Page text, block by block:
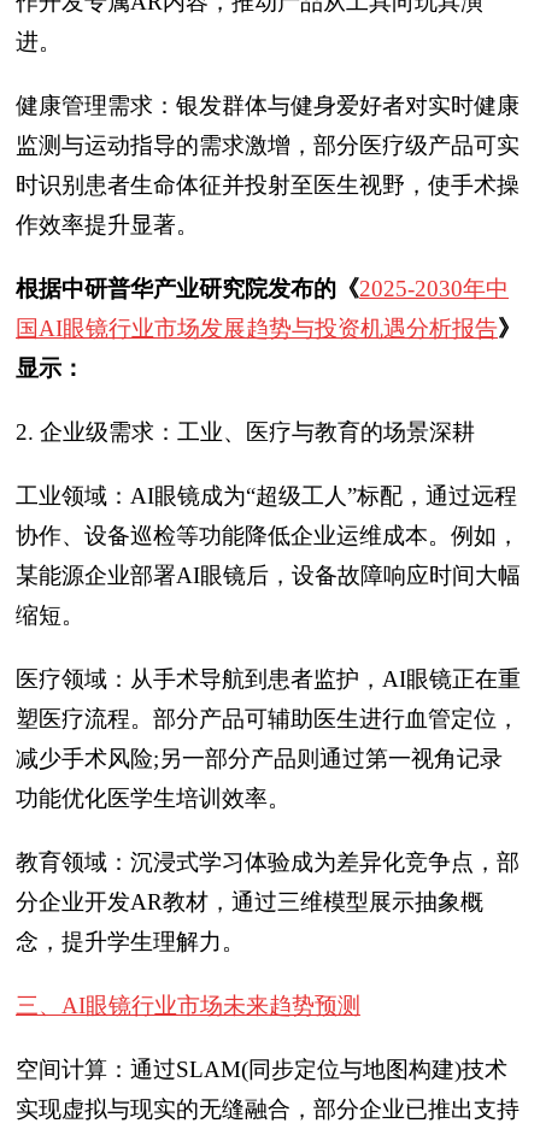
进。
健康管理需求：银发群体与健身爱好者对实时健康
监测与运动指导的需求激增，部分医疗级产品可实
时识别患者生命体征并投射至医生视野，使手术操
作效率提升显著。
根据中研普华产业研究院发布的《2025-2030年中
国AI眼镜行业市场发展趋势与投资机遇分析报告》
显示：
2. 企业级需求：工业、医疗与教育的场景深耕
工业领域：AI眼镜成为“超级工人”标配，通过远程
协作、设备巡检等功能降低企业运维成本。例如，
某能源企业部署AI眼镜后，设备故障响应时间大幅
缩短。
医疗领域：从手术导航到患者监护，AI眼镜正在重
塑医疗流程。部分产品可辅助医生进行血管定位，
减少手术风险;另一部分产品则通过第一视角记录
功能优化医学生培训效率。
教育领域：沉浸式学习体验成为差异化竞争点，部
分企业开发AR教材，通过三维模型展示抽象概
念，提升学生理解力。
三、AI眼镜行业市场未来趋势预测
空间计算：通过SLAM(同步定位与地图构建)技术
实现虚拟与现实的无缝融合，部分企业已推出支持